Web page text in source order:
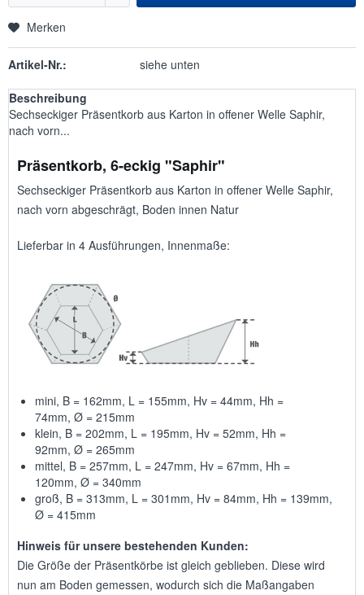
Merken
Artikel-Nr.: siehe unten
Beschreibung
Sechseckiger Präsentkorb aus Karton in offener Welle Saphir,
nach vorn...
Präsentkorb, 6-eckig "Saphir"
Sechseckiger Präsentkorb aus Karton in offener Welle Saphir,
nach vorn abgeschrägt, Boden innen Natur
Lieferbar in 4 Ausführungen, Innenmaße:
mini, B = 162mm, L = 155mm, Hv = 44mm, Hh =
74mm, Ø = 215mm
klein, B = 202mm, L = 195mm, Hv = 52mm, Hh =
92mm, Ø = 265mm
mittel, B = 257mm, L = 247mm, Hv = 67mm, Hh =
120mm, Ø = 340mm
groß, B = 313mm, L = 301mm, Hv = 84mm, Hh = 139mm,
Ø = 415mm
Hinweis für unsere bestehenden Kunden:
Die Größe der Präsentkörbe ist gleich geblieben. Diese wird
nun am Boden gemessen, wodurch sich die Maßangaben